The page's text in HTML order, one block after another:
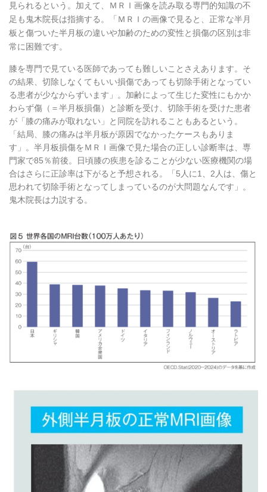
見られるという。加えて、ＭＲＩ画像を読み取る専門的知識の不
足も鬼木院長は指摘する。「ＭＲＩの画像で見ると、正常な半月
板と傷ついた半月板の違いや加齢のための変性と損傷の区別は非
常に困難です。
膝を専門で見ている医師であっても難しいことさえあります。そ
の結果、切除しなくてもいい損傷であっても切除手術となってい
る患者が少なからずいます」。加齢によって生じた変性にもかか
わらず傷（＝半月板損傷）と診断を受け、切除手術を受けた患者
が「膝の痛みが取れない」と同院を訪れることもあるという。
「結局、膝の痛みは半月板が原因でなかったケースもありま
す」。半月板損傷をＭＲＩ画像で見た場合の正しい診断率は、専
門家で85％前後。日頃膝の疾患を診ることが少ない医療機関の場
合はさらに正診率は下がると予想される。「5人に1、2人は、傷と
思われて切除手術となってしまっているのが大問題なんです」。
鬼木院長は力説する。